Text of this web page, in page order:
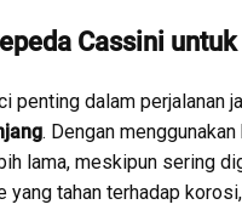
Cassini
penting dalam
. Dengan
lama, meskipun sering
yang tahan terhadap